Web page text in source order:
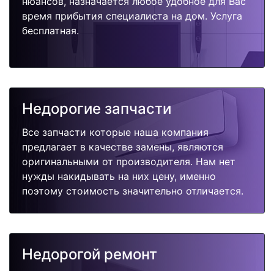
время прибытия специалиста на дом. Услуга
бесплатная.
Недорогие запчасти
Все запчасти которые наша компания
предлагает в качестве замены, являются
оригинальными от производителя. Нам нет
нужды накидывать на них цену, именно
поэтому стоимость значительно отличается.
Недорогой ремонт